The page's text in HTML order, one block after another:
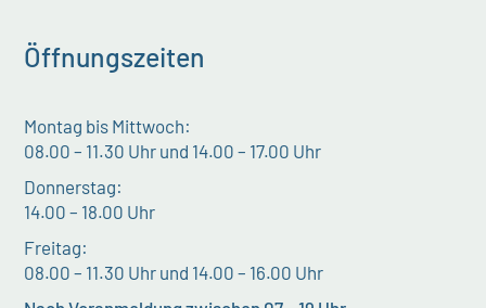
Öffnungszeiten
Montag bis Mittwoch:
08.00 – 11.30 Uhr und 14.00 – 17.00 Uhr
Donnerstag:
14.00 – 18.00 Uhr
Freitag:
08.00 – 11.30 Uhr und 14.00 – 16.00 Uhr